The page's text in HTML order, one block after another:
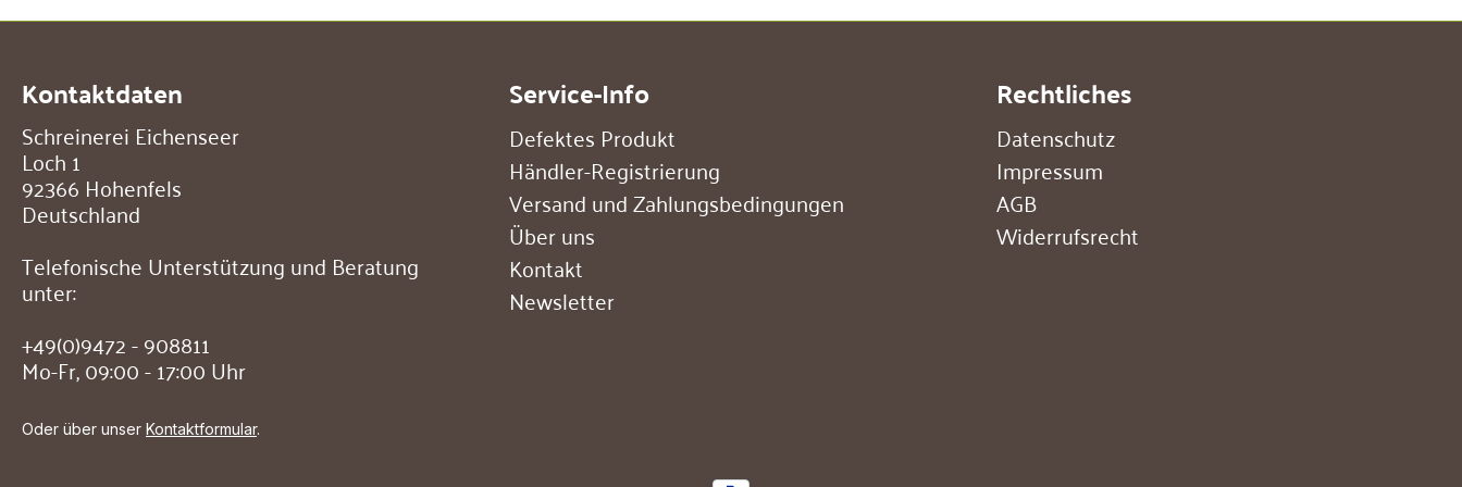
Kontaktdaten
Schreinerei Eichenseer
Loch 1
92366 Hohenfels
Deutschland
Telefonische Unterstützung und Beratung
unter:
+49(0)9472 - 908811
Mo-Fr, 09:00 - 17:00 Uhr
Oder über unser Kontaktformular.
Service-Info
Defektes Produkt
Händler-Registrierung
Versand und Zahlungsbedingungen
Über uns
Kontakt
Newsletter
Rechtliches
Datenschutz
Impressum
AGB
Widerrufsrecht